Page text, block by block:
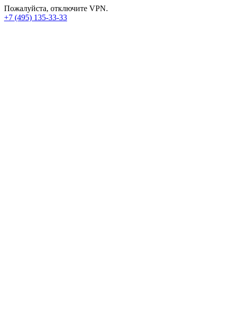
Пожалуйста, отключите VPN.
+7 (495) 135-33-33